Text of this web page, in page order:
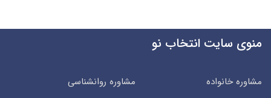
منوی سایت انتخاب نو
مشاوره خانواده
مشاوره روانشناسی